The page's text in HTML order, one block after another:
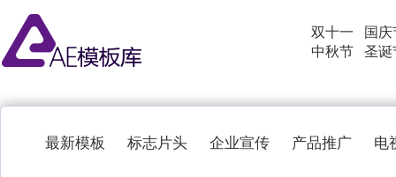
双十一
中秋节
国庆
圣诞
最新模板 标志片头 企业宣传 产品推广 电